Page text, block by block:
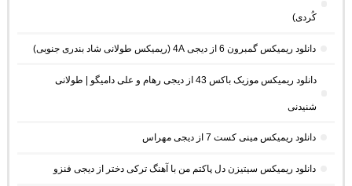
کُردی)
دانلود ریمیکس گمبرون 6 از دیجی 4A (ریمیکس طولانی شاد بندری جنوبی)
دانلود ریمیکس موزیک باکس 43 از دیجی رهام و علی دامیگو | طولانی
شنیدنی
دانلود ریمیکس مینی کست 7 از دیجی مهراس
دانلود ریمیکس سیتیزن دل پاکتم من با آهنگ ترکی دختر از دیجی فنزو